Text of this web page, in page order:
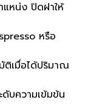
แหน่ง ปิดฝาให้
หรือ
ติเมื่อได้ปริมาณ
บความเข้มข้น